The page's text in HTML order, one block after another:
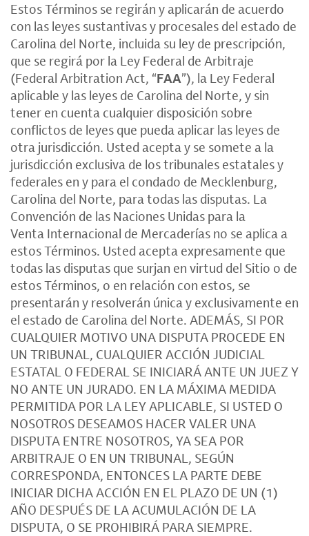
Estos Términos se regirán y aplicarán de acuerdo
con las leyes sustantivas y procesales del estado de
Carolina del Norte, incluida su ley de prescripción,
que se regirá por la Ley Federal de Arbitraje
(Federal Arbitration Act, “FAA”), la Ley Federal
aplicable y las leyes de Carolina del Norte, y sin
tener en cuenta cualquier disposición sobre
conflictos de leyes que pueda aplicar las leyes de
otra jurisdicción. Usted acepta y se somete a la
jurisdicción exclusiva de los tribunales estatales y
federales en y para el condado de Mecklenburg,
Carolina del Norte, para todas las disputas. La
Convención de las Naciones Unidas para la
Venta Internacional de Mercaderías no se aplica a
estos Términos. Usted acepta expresamente que
todas las disputas que surjan en virtud del Sitio o de
estos Términos, o en relación con estos, se
presentarán y resolverán única y exclusivamente en
el estado de Carolina del Norte. ADEMÁS, SI POR
CUALQUIER MOTIVO UNA DISPUTA PROCEDE EN
UN TRIBUNAL, CUALQUIER ACCIÓN JUDICIAL
ESTATAL O FEDERAL SE INICIARÁ ANTE UN JUEZ Y
NO ANTE UN JURADO. EN LA MÁXIMA MEDIDA
PERMITIDA POR LA LEY APLICABLE, SI USTED O
NOSOTROS DESEAMOS HACER VALER UNA
DISPUTA ENTRE NOSOTROS, YA SEA POR
ARBITRAJE O EN UN TRIBUNAL, SEGÚN
CORRESPONDA, ENTONCES LA PARTE DEBE
INICIAR DICHA ACCIÓN EN EL PLAZO DE UN (1)
AÑO DESPUÉS DE LA ACUMULACIÓN DE LA
DISPUTA, O SE PROHIBIRÁ PARA SIEMPRE.